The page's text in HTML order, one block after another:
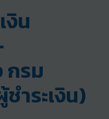
งิน
กรม
ำระเงิน)